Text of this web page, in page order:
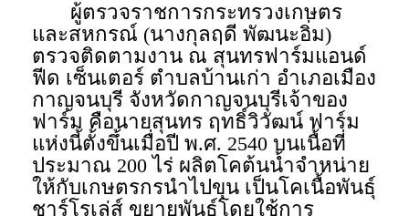
ผู้ตรวจราชการกระทรวงเกษตร
และสหกรณ์ (นางกุลฤดี พัฒนะอิ่ม)
ตรวจติดตามงาน ณ สุนทรฟาร์มแอนด์
ฟีด เซ็นเตอร์ ตำบลบ้านเก่า อำเภอเมือง
กาญจนบุรี จังหวัดกาญจนบุรีเจ้าของ
ฟาร์ม คือนายสุนทร ฤทธิ์วิวัฒน์ ฟาร์ม
แห่งนี้ตั้งขึ้นเมื่อปี พ.ศ. 2540 บนเนื้อที่
ประมาณ 200 ไร่ ผลิตโคต้นน้ำจำหน่าย
ให้กับเกษตรกรนำไปขุน เป็นโคเนื้อพันธุ์
ชาร์โรเล่ส์ ขยายพันธุ์โดยใช้การ